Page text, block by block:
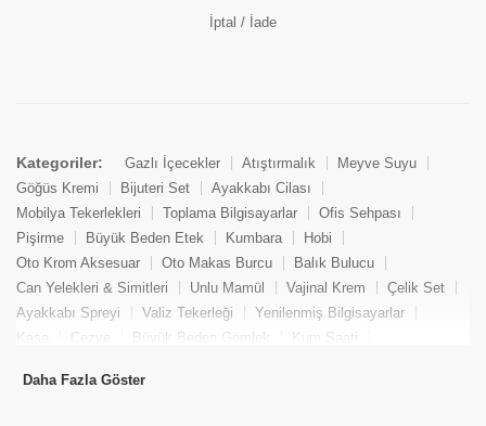
İptal / İade
Kategoriler: Gazlı İçecekler Atıştırmalık
Meyve Suyu
Göğüs Kremi
Bijuteri Set
Ayakkabı Cilası
Mobilya Tekerlekleri
Toplama Bilgisayarlar
Ofis Sehpası
Pişirme
Büyük Beden Etek Kumbara
Hobi
Oto Krom Aksesuar
Oto Makas Burcu
Balık Bulucu
Can Yelekleri & Simitleri
Unlu Mamül Vajinal Krem
Çelik Set
Ayakkabı Spreyi
Valiz Tekerleği
Yenilenmiş Bilgisayarlar
Kasa
Cezve Büyük Beden Gömlek
Kum Saati
Tekne Bağlama & Demirleme
Daha Fazla Göster